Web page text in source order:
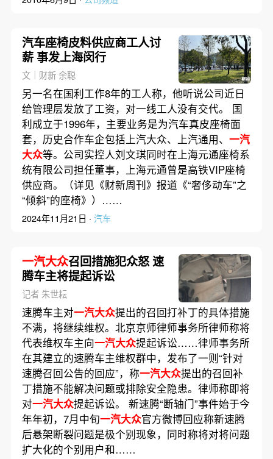
汽车座椅皮料供应商工人讨
薪 事发上海闵行
文｜财新 余聪
另一名在国利工作8年的工人称，他听说公司近日
给管理层发放了工资，对一线工人没有交代。 国
利成立于1996年，主要业务是为汽车真皮座椅面
套，历史合作车企包括上汽大众、上汽通用、 一汽
大众等。公司实控人刘文琪同时在上海元通座椅系
统有限公司担任董事，上海元通曾是高铁VIP座椅
供应商。（详见《财新周刊》报道《“奢侈动车”之
“倾斜”的座椅》）……
2024年11月21日 · 汽车
一汽大众召回措施犯众怒 速
腾车主将提起诉讼
记者 朱世耘
速腾车主对一汽大众提出的召回打补丁的具体措施
不满，将继续维权。北京京师律师事务所律师称将
代表维权车主向一汽大众提起诉讼……律师事务所
在其建立的速腾车主维权群中，发布了一则“针对
速腾召回公告的回应”，称一汽大众提出的召回补
丁措施不能解决问题或排除安全隐患。律师称即将
对一汽大众提起诉讼。 新速腾“断轴门”事件始于今
年年初，7月中旬一汽大众官方微博回应称新速腾
后悬架断裂问题是极个别现象，同时称将对将问题
扩大化的个别用户和……